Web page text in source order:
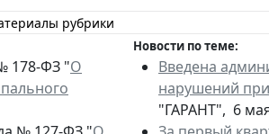
рубрики
Новости по теме:
178-ФЗ "О
Введена
нарушений
"ГАРАНТ", 6